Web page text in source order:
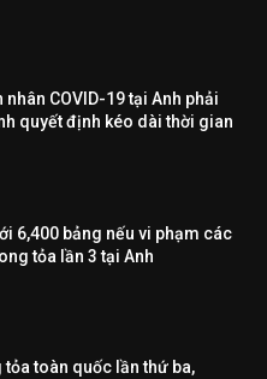
nhân COVID-19 tại Anh phải
quyết định kéo dài thời gian
6,400 bảng nếu vi phạm các
tỏa lần 3 tại Anh
tỏa toàn quốc lần thứ ba,